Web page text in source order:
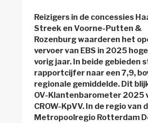
Reizigers in de concessies
Streek en Voorne-Putten &
Rozenburg waarderen het
vervoer van EBS in 2025
vorig jaar. In beide gebieden
rapportcijfer naar een 7,9,
regionale gemiddelde. Dit
OV-Klantenbarometer 2025
CROW-KpVV. In de regio van
Metropoolregio Rotterdam